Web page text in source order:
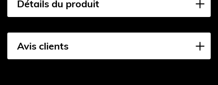
Détails du produit
Avis clients